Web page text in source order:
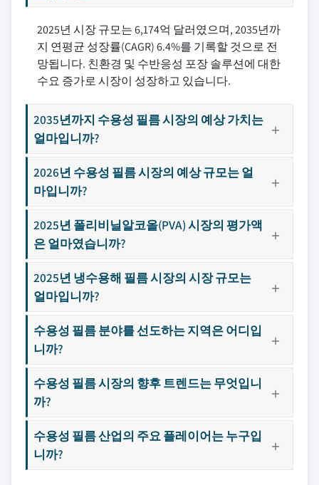
2025년 시장 규모는 6,174억 달러였으며, 2035년까
지 연평균 성장률(CAGR) 6.4%를 기록할 것으로 전
망됩니다. 친환경 및 수반응성 포장 솔루션에 대한
수요 증가로 시장이 성장하고 있습니다.
2035년까지 수용성 필름 시장의 예상 가치는
얼마입니까?
2026년 수용성 필름 시장의 예상 규모는 얼
마입니까?
2025년 폴리비닐알코올(PVA) 시장의 평가액
은 얼마였습니까?
2025년 냉수용해 필름 시장의 시장 규모는
얼마입니까?
수용성 필름 분야를 선도하는 지역은 어디입
니까?
수용성 필름 시장의 향후 트렌드는 무엇입니
까?
수용성 필름 산업의 주요 플레이어는 누구입
니까?